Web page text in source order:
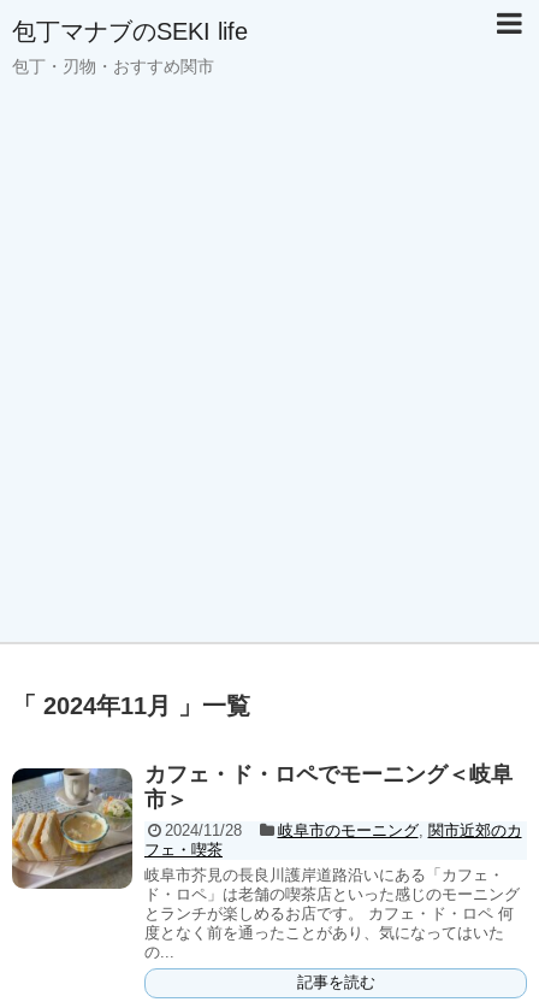
包丁マナブのSEKI life
包丁・刃物・おすすめ関市
「 2024年11月 」一覧
カフェ・ド・ロペでモーニング＜岐阜
市＞
2024/11/28 岐阜市のモーニング, 関市近郊のカ
フェ・喫茶
岐阜市芥見の長良川護岸道路沿いにある「カフェ・
ド・ロペ」は老舗の喫茶店といった感じのモーニング
とランチが楽しめるお店です。 カフェ・ド・ロペ 何
度となく前を通ったことがあり、気になってはいた
の...
記事を読む